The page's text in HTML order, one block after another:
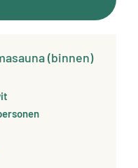
(binnen)